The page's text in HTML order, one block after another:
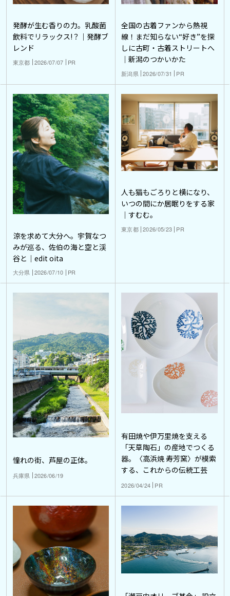
発酵が生む香りの力。乳酸菌
飲料でリラックス!？｜発酵ブ
レンド
東京都 2026/07/07 PR
全国の古着ファンから熱視
線！まだ知らない“好き”を探
しに古町・古着ストリートへ
｜新潟のつかいかた
新潟県 2026/07/31 PR
涼を求めて大分へ。宇賀なつ
みが巡る、佐伯の海と空と渓
谷と｜edit oita
大分県 2026/07/10 PR
人も猫もごろりと横になり、
いつの間にか居眠りをする家
｜すむむ。
東京都 2026/05/23 PR
憧れの街、芦屋の正体。
兵庫県 2026/06/19
有田焼や伊万里焼を支える
「天草陶石」の産地でつくる
器。〈高浜焼 寿芳窯〉が模索
する、これからの伝統工芸
2026/04/24 PR